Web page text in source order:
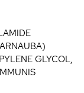
GLYCOL,